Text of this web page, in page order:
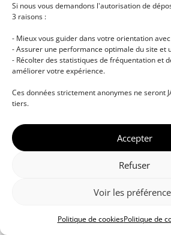
Si nous vous demandons l'autorisation de
3 raisons :
- Mieux vous guider dans votre orientation
- Assurer une performance optimale du site et
- Récolter des statistiques de fréquentation et
améliorer votre expérience.
Ces données strictement anonymes ne seront
tiers.
Accepter
Refuser
Voir les
Politique de cookiesPolitique de
musicale • Certifications